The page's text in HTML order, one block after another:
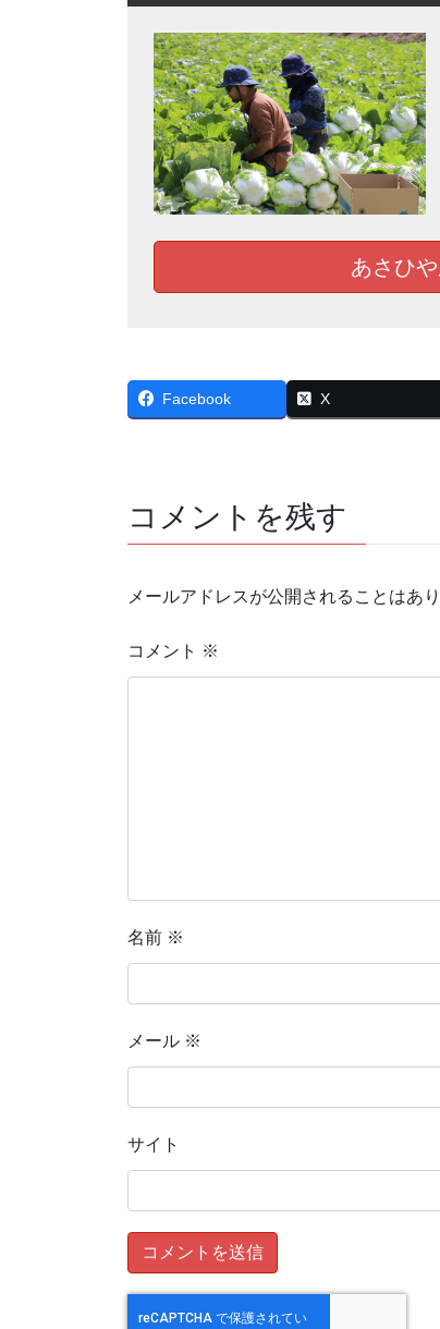
あさひ
Facebook X
コメントを残す
メールアドレスが公開されることはあり
コメント ※
名前 ※
メール ※
サイト